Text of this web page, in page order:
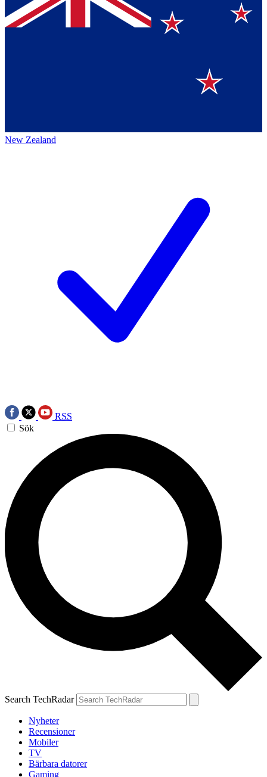
New Zealand
RSS
Sök
Search TechRadar
Nyheter
Recensioner
Mobiler
TV
Bärbara datorer
Gaming